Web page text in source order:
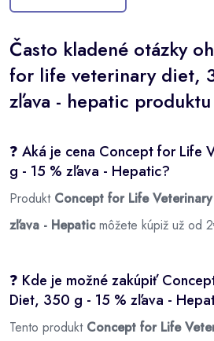
Často kladené otázky
for life veterinary diet,
zľava - hepatic produktu
❓ Aká je cena Concept for Life
g - 15 % zľava - Hepatic?
Produkt Concept for Life
zľava - Hepaticmôžete kúpiž už od
❓ Kde je možné zakúpiť
Diet, 350 g - 15 % zľava -
Tento produkt Concept for Life